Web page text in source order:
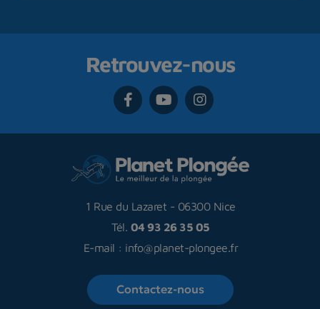
Retrouvez-nous
1 Rue du Lazaret - 06300 Nice
Tél. 04 93 26 35 05
E-mail : info@planet-plongee.fr
Contactez-nous